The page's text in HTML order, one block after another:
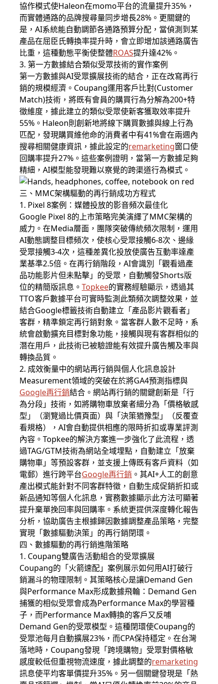
協作模式使Haleon在momo平台的流量提升35%，
而實體通路的品牌搜尋量同步增長28%。更關鍵的
是，AI系統能自動調節各通路預算分配，當偵測到某
產品在屈臣氏轉換率提升時，會立即增加該通路廣告
比重，這種動態平衡使整體ROAS提升達42%。
3. 第一方數據結合類似受眾技術的實作案例
第一方數據與AI受眾擴展技術的結合，正在改寫再行
銷的規模經濟。Coupang運用客戶比對(Customer
Match)技術，將既有會員的購買行為分解為200+特
徵維度，據此建立的類似受眾使新客獲取效率提升
55%。Haleon則創新地將線下購買數據與線上行為
匹配，發現購買維他命的消費者中有41%會在兩週內
搜尋相關健康資訊，據此設定的remarketing窗口使
回購率提升27%。這些案例證明，當第一方數據足夠
精細，AI模型能發現難以察覺的跨渠道行為模式。
三、MMC架構驅動的再行銷成功方程式
1. Pixel 8案例：媒體投放的影音頻次最佳化
Google Pixel 8的上市策略完美演繹了MMC架構的
威力。在Media層面，團隊突破傳統頻次限制，運用
AI動態調整目標頻次，使核心受眾接觸6-8次、邊緣
受眾接觸3-4次，這種差異化投放使廣告互動率達產
業基準2.5倍。在再行銷階段，AI會識別「觀看過產
品功能影片但未點擊」的受眾，自動觸發Shorts版
位的精簡版訊息。 Topkee的實務經驗顯示，透過其
TTO客戶數據平台可實時監測此類頻次調整效果，並
結合Google標籤技術自動建立「產品影片觀看者」
客群，精準鎖定再行銷對象。當客群人數不足時，系
統會啟動擴充目標對象功能，接觸與現有客群相似的
潛在用戶，此技術已被驗證能有效提升廣告觸及率與
轉換品質。
2. 成效衡量中的網站再行銷與個人化訊息設計
Measurement領域的突破在於將GA4預測指標與
Google再行銷結合。網站再行銷的關鍵創新是「行
為分段」技術，如將購物車放棄者細分為「價格敏感
型」（瀏覽過比價頁面）與「決策猶豫型」（反覆查
看規格），AI會自動提供相應的限時折扣或專業評測
內容。Topkee的解決方案進一步強化了此流程，透
過TAG/GTM技術為網站全域埋點，自動建立「放棄
購物車」等預設客群，並支援上傳既有客戶資料（如
電郵）進行跨平台Google再行銷 。其AI+人工的創意
產出模式能針對不同客群特徵，自動生成促銷折扣或
新品通知等個人化訊息，實務數據顯示此方法可顯著
提升棄單挽回率與回購率。系統更提供深度轉化報告
分析，協助廣告主根據歸因數據調整產品策略，完整
實現「數據驅動決策」的再行銷閉環。
四、數據驅動的再行銷進階策略
1. Coupang雙廣告活動組合的受眾擴展
Coupang的「火箭速配」案例展示如何用AI打破行
銷漏斗的物理限制。其策略核心是讓Demand Gen
與Performance Max形成數據飛輪：Demand Gen
捕獲的相似受眾會成為Performance Max的學習種
子，而Performance Max轉換的客戶又反哺
Demand Gen的受眾模型。這種閉環使Coupang的
受眾池每月自動擴展23%，而CPA保持穩定。在台灣
落地時，Coupang發現「跨境購物」受眾對價格敏
感度較低但重視物流速度，據此調整的remarketing
訊息使平均客單價提升35%。另一個關鍵發現是「熱